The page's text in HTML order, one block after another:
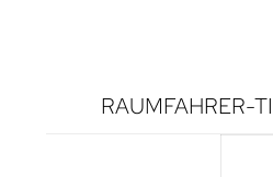
RAUMFAHRER-